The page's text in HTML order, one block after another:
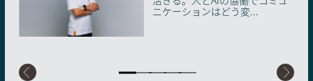
ニケーションはどう変...
アの可能性
タルヘルス最前線
を徹底解説
ネジメントのあり方